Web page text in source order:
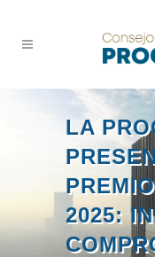
LA
2025: